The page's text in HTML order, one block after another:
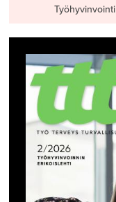
Työhyvinvointi